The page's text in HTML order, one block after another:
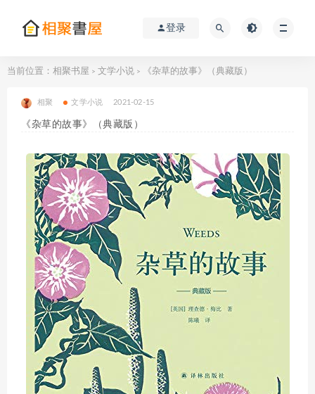
登录
当前位置： 相聚书屋 > 文学小说 > 《杂草的故事》（典藏版）
相聚 文学小说 2021-02-15
《杂草的故事》（典藏版）